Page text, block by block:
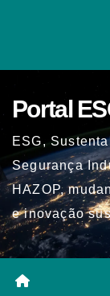
Portal
ESG,
Segurança
HAZOP,
e inovação